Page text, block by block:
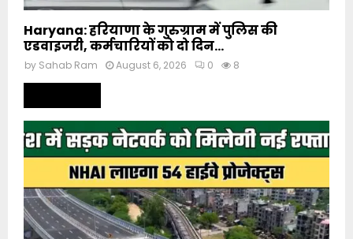
Haryana: हरियाणा के गुरुग्राम में पुलिस की
एडवाइजरी, कर्मचारियों को दो दिन...
by Sahab Ram August 6, 2026 0 8